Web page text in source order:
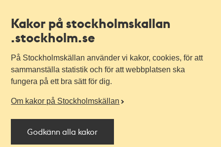
Kakor på stockholmskallan
.stockholm.se
På Stockholmskällan använder vi kakor, cookies, för att
sammanställa statistik och för att webbplatsen ska
fungera på ett bra sätt för dig.
Om kakor på Stockholmskällan
Godkänn alla kakor